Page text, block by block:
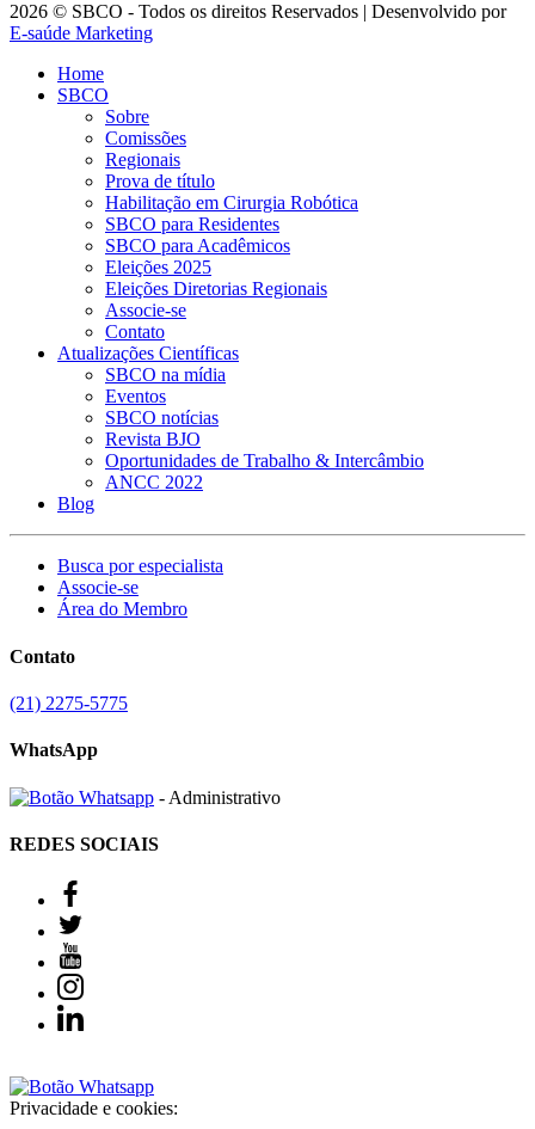
2026 © SBCO - Todos os direitos Reservados | Desenvolvido por
E-saúde Marketing
Home
SBCO
Sobre
Comissões
Regionais
Prova de título
Habilitação em Cirurgia Robótica
SBCO para Residentes
SBCO para Acadêmicos
Eleições 2025
Eleições Diretorias Regionais
Associe-se
Contato
Atualizações Científicas
SBCO na mídia
Eventos
SBCO notícias
Revista BJO
Oportunidades de Trabalho & Intercâmbio
ANCC 2022
Blog
Busca por especialista
Associe-se
Área do Membro
Contato
(21) 2275-5775
WhatsApp
- Administrativo
REDES SOCIAIS
Privacidade e cookies: